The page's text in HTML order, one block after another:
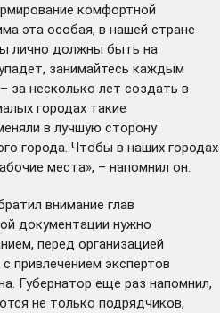
комфортной
эта особая, в нашей стране
лично должны быть на
занимайтесь каждым
несколько лет создать в
городах такие
в лучшую сторону
города. Чтобы в наших городах
места», – напомнил он.
внимание глав
документации нужно
перед организацией
привлечением экспертов
Губернатор еще раз напомнил,
не только подрядчиков,